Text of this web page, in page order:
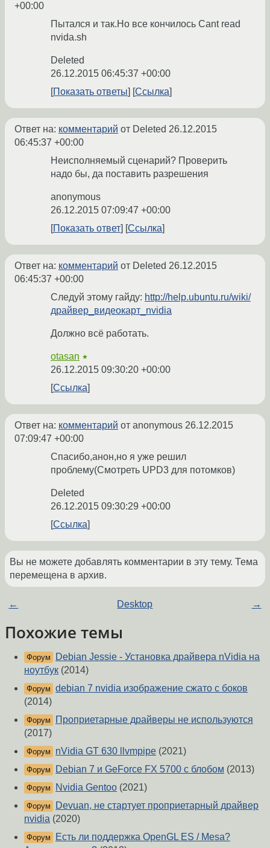
+00:00
Пытался и так.Но все кончилось Cant read
nvida.sh
Deleted
26.12.2015 06:45:37 +00:00
Показать ответы
Ссылка
Ответ на: комментарий от Deleted 26.12.2015
06:45:37 +00:00
Неисполняемый сценарий? Проверить
надо бы, да поставить разрешения
anonymous
26.12.2015 07:09:47 +00:00
Показать ответ
Ссылка
Ответ на: комментарий от Deleted 26.12.2015
06:45:37 +00:00
Следуй этому гайду: http://help.ubuntu.ru/wiki/
драйвер_видеокарт_nvidia
Должно всё работать.
otasan ★
26.12.2015 09:30:20 +00:00
Ссылка
Ответ на: комментарий от anonymous 26.12.2015
07:09:47 +00:00
Спасибо,анон,но я уже решил
проблему(Смотреть UPD3 для потомков)
Deleted
26.12.2015 09:30:29 +00:00
Ссылка
Вы не можете добавлять комментарии в эту тему. Тема
перемещена в архив.
← Desktop →
Похожие темы
Форум
Debian Jessie - Установка драйвера nVidia на
ноутбук (2014)
Форум debian 7 nvidia изображение сжато с боков
(2014)
Форум
Проприетарные драйверы не используются
(2017)
Форум nVidia GT 630 llvmpipe (2021)
Форум Debian 7 и GeForce FX 5700 с блобом (2013)
Форум Nvidia Gentoo (2021)
Форум
Devuan, не стартует проприетарный драйвер
nvidia (2020)
Форум
Есть ли поддержка OpenGL ES / Mesa?